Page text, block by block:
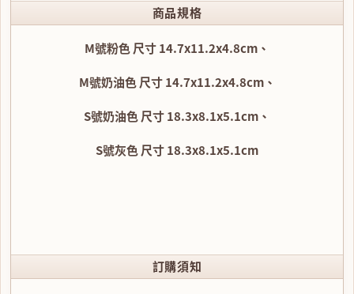
商品規格
M號粉色 尺寸 14.7x11.2x4.8cm、
M號奶油色 尺寸 14.7x11.2x4.8cm、
S號奶油色 尺寸 18.3x8.1x5.1cm、
S號灰色 尺寸 18.3x8.1x5.1cm
訂購須知